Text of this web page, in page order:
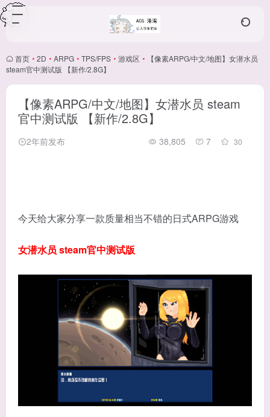
首页 • 2D • ARPG • TPS/FPS • 游戏区 •
【像素ARPG/中文/地图】女潜水员
steam官中测试版 【新作/2.8G】
【像素ARPG/中文/地图】女潜水员 steam
官中测试版 【新作/2.8G】
2年前发布 38,805 7 30
今天给大家分享一款质量相当不错的日式ARPG游戏
女潜水员 steam官中测试版